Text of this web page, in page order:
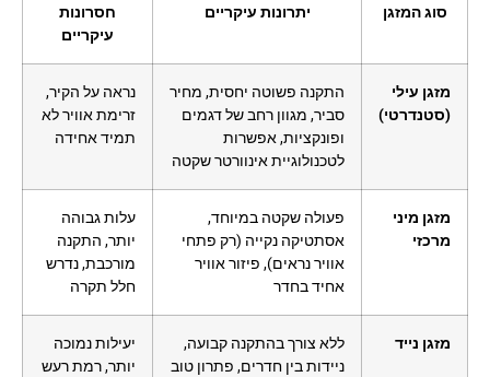
סוג המזגן יתרונות עיקריים
חסרונות
עיקריים
מזגן עילי
(סטנדרטי)
התקנה פשוטה יחסית, מחיר
סביר, מגוון רחב של דגמים
ופונקציות, אפשרות
לטכנולוגיית אינוורטר שקטה
נראה על הקיר,
זרימת אוויר לא
תמיד אחידה
מזגן מיני
מרכזי
פעולה שקטה במיוחד,
אסתטיקה נקייה (רק פתחי
אוויר נראים), פיזור אוויר
אחיד בחדר
עלות גבוהה
יותר, התקנה
מורכבת, נדרש
חלל תקרה
מזגן נייד
ללא צורך בהתקנה קבועה,
ניידות בין חדרים, פתרון טוב
יעילות נמוכה
יותר, רמת רעש